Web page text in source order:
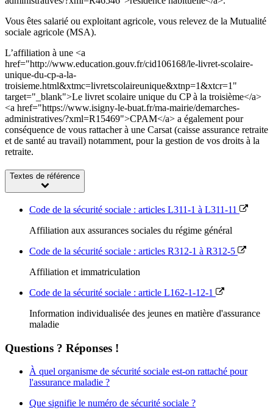
Vous êtes salarié ou exploitant agricole, vous relevez de la Mutualité
sociale agricole (MSA).
L’affiliation à une <a
href="http://www.education.gouv.fr/cid106168/le-livret-scolaire-
unique-du-cp-a-la-
troisieme.html&xtmc=livretscolaireunique&xtnp=1&xtcr=1"
target="_blank">Le livret scolaire unique du CP à la troisième</a>
<a href="https://www.isigny-le-buat.fr/ma-mairie/demarches-
administratives/?xml=R15469">CPAM</a> a également pour
conséquence de vous rattacher à une Carsat (caisse assurance retraite
et de santé au travail) notamment, pour la gestion de vos droits à la
retraite.
Textes de référence
Code de la sécurité sociale : articles L311-1 à L311-11
Affiliation aux assurances sociales du régime général
Code de la sécurité sociale : articles R312-1 à R312-5
Affiliation et immatriculation
Code de la sécurité sociale : article L162-1-12-1
Information individualisée des jeunes en matière d'assurance
maladie
Questions ? Réponses !
À quel organisme de sécurité sociale est-on rattaché pour
l'assurance maladie ?
Que signifie le numéro de sécurité sociale ?